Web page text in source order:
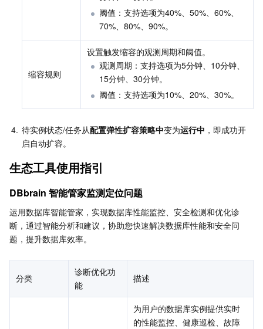
阈值：支持选项为40%、50%、60%、
70%、80%、90%。
缩容规则
设置触发缩容的观测周期和阈值。
观测周期：支持选项为5分钟、10分钟、
15分钟、30分钟。
阈值：支持选项为10%、20%、30%。
4. 待实例状态/任务从配置弹性扩容策略中变为运行中 ，即成功开
启自动扩容。
生态工具使用指引
DBbrain 智能管家监测定位问题
运用数据库智能管家，实现数据库性能监控、安全检测和优化诊
断，通过智能分析和建议，协助您快速解决数据库性能和安全问
题，提升数据库效率。
分类
诊断优化功
能
描述
为用户的数据库实例提供实时
的性能监控、健康巡检、故障